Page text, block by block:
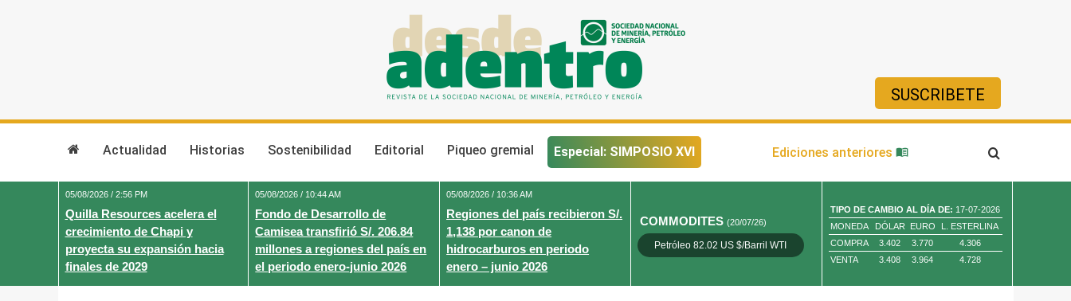
SUSCRIBETE
Actualidad Historias Sostenibilidad Editorial Piqueo gremial Especial: SIMPOSIO XVI Ediciones anteriores
05/08/2026 / 2:56 PM
Quilla Resources acelera el
crecimiento de Chapi y
proyecta su expansión hacia
finales de 2029
05/08/2026 / 10:44 AM
Fondo de Desarrollo de
Camisea transfirió S/. 206.84
millones a regiones del país en
el periodo enero-junio 2026
05/08/2026 / 10:36 AM
Regiones del país recibieron S/.
1,138 por canon de
hidrocarburos en periodo
enero – junio 2026
COMMODITES(20/07/26)
Petróleo 82.02 US $/Barril WTI Oro 4,010.80 US $/ Oz. Tr.
TIPO DE CAMBIO AL DÍA DE: 17-07-2026
MONEDA
DÓLAR EURO
L. ESTERLINA
COMPRA
3.402 3.770
4.306
VENTA
3.408 3.964 4.728